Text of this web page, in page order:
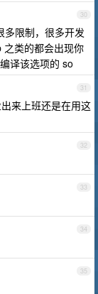
30
多限制，很多开发
之类的都会出现你
译该选项的 so
31
来上班还是在用这
32
33
34
35